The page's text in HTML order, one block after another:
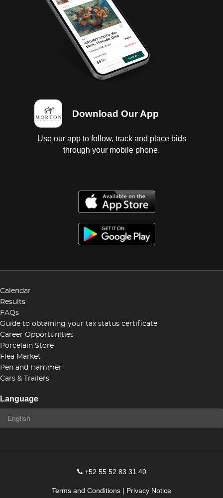
Download Our App
Use our app to follow, track and place bids
through your mobile phone.
Calendar
Results
FAQs
Guide to obtaining your tax status certificate
Career Opportunities
Porcelain Store
Flea Market
Pen and Hammer
Cars & Trailers
Language
+52 55 52 83 31 40
Terms and Conditions | Privacy Notice